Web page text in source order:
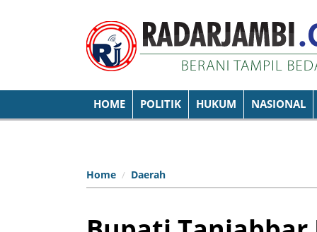
HOME POLITIK HUKUM NASIONAL
Home Daerah